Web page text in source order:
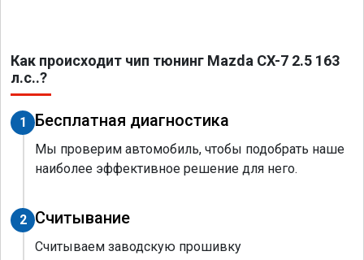
Как происходит чип тюнинг Mazda CX-7 2.5 163
л.с..?
1 Бесплатная диагностика
Мы проверим автомобиль, чтобы подобрать наше
наиболее эффективное решение для него.
2 Считывание
Считываем заводскую прошивку